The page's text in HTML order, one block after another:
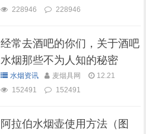
228946
228946
经常去酒吧的你们，关于酒吧
水烟那些不为人知的秘密
水烟资讯 麦烟具网
12.21
152491
152491
阿拉伯水烟壶使用方法（图